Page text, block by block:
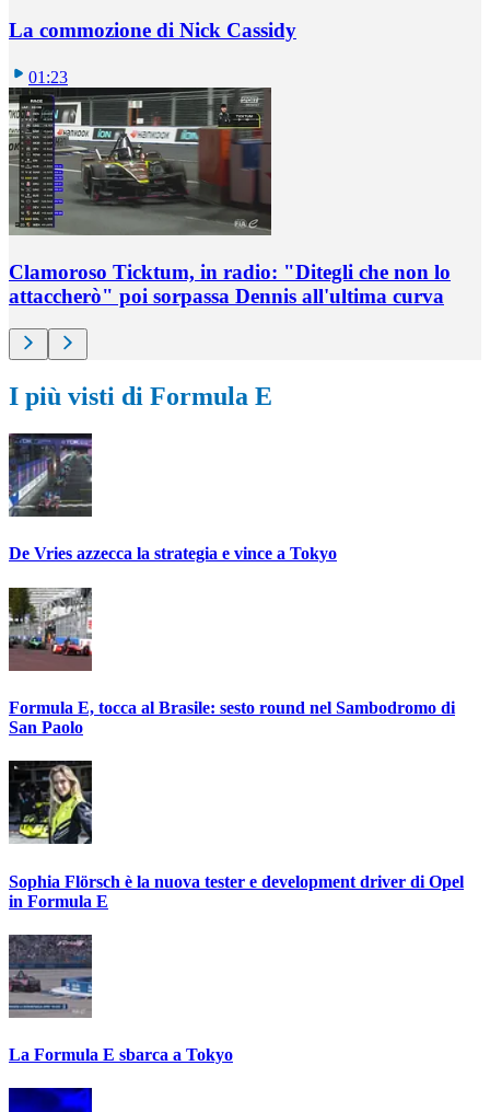
La commozione di Nick Cassidy
01:23
Clamoroso Ticktum, in radio: "Ditegli che non lo
attaccherò" poi sorpassa Dennis all'ultima curva
I più visti di Formula E
De Vries azzecca la strategia e vince a Tokyo
Formula E, tocca al Brasile: sesto round nel Sambodromo di
San Paolo
Sophia Flörsch è la nuova tester e development driver di Opel
in Formula E
La Formula E sbarca a Tokyo